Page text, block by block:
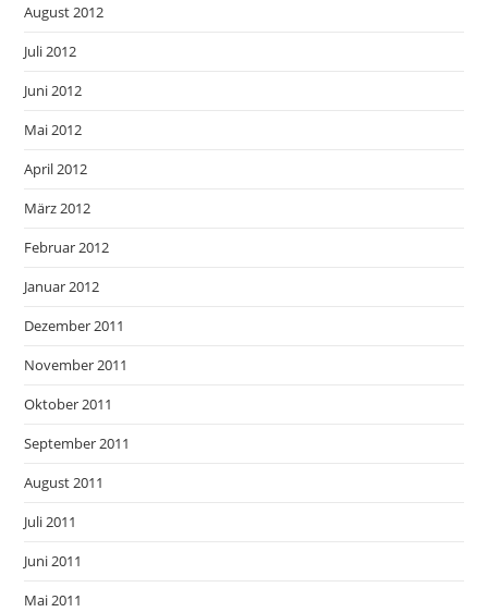
August 2012
Juli 2012
Juni 2012
Mai 2012
April 2012
März 2012
Februar 2012
Januar 2012
Dezember 2011
November 2011
Oktober 2011
September 2011
August 2011
Juli 2011
Juni 2011
Mai 2011